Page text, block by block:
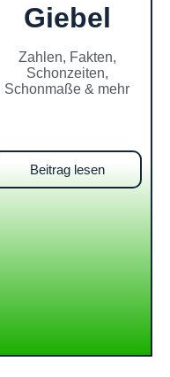
Giebel
Zahlen, Fakten,
Schonzeiten,
Schonmaße & mehr
Beitrag lesen